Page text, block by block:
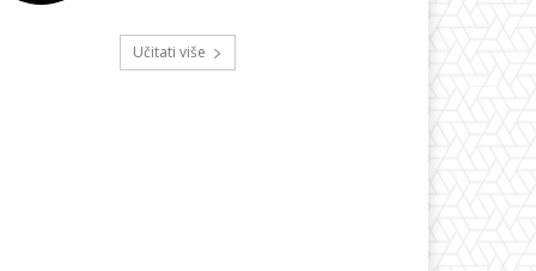
Učitati više